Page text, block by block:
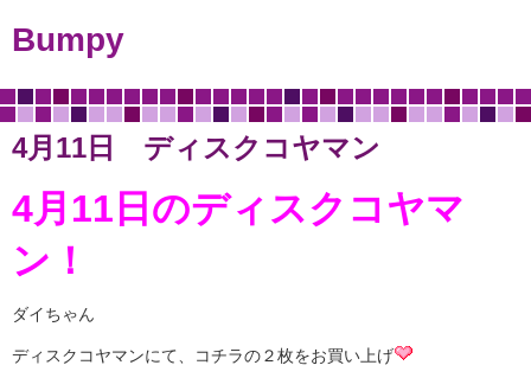
Bumpy
4月11日 ディスクコヤマン
4月11日のディスクコヤマ
ン！
ダイちゃん
ディスクコヤマンにて、コチラの２枚をお買い上げ